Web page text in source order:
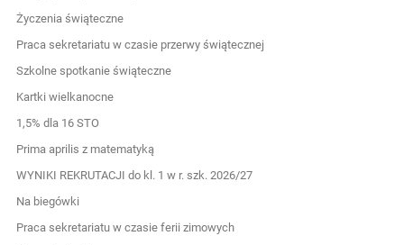
Życzenia świąteczne
Praca sekretariatu w czasie przerwy świątecznej
Szkolne spotkanie świąteczne
Kartki wielkanocne
1,5% dla 16 STO
Prima aprilis z matematyką
WYNIKI REKRUTACJI do kl. 1 w r. szk. 2026/27
Na biegówki
Praca sekretariatu w czasie ferii zimowych